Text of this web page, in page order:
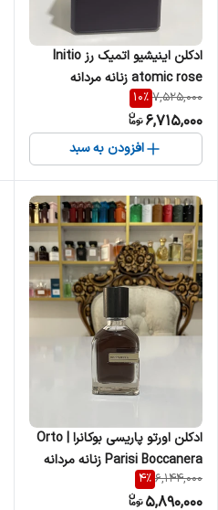
ادکلن اینیشیو اتمیک رز Initio
atomic rose زنانه مردانه
7,525,000
10%
6,715,000
افزودن به سبد
ادکلن اورتو پاریسی بوکانرا | Orto
Parisi Boccanera زنانه مردانه
6,144,000
4%
5,890,000